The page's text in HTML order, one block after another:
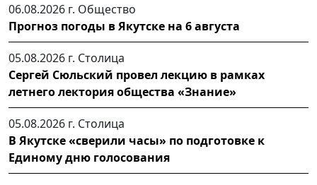
06.08.2026 г. Общество
Прогноз погоды в Якутске на 6 августа
05.08.2026 г. Столица
Сергей Сюльский провел лекцию в рамках
летнего лектория общества «Знание»
05.08.2026 г. Столица
В Якутске «сверили часы» по подготовке к
Единому дню голосования